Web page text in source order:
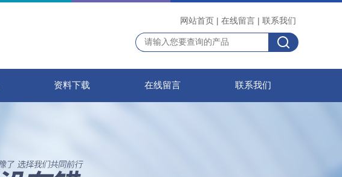
网站首页 | 在线留言 | 联系我们
资料下载 在线留言 联系我们